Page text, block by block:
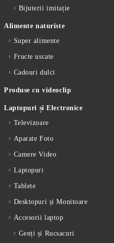
Bijuterii imitație
Alimente naturiste
Super alimente
Fructe uscate
Cadouri dulci
Produse cu videoclip
Laptopuri și Electronice
Televizoare
Aparate Foto
Camere Video
Laptopuri
Tablete
Desktopuri și Monitoare
Accesorii laptop
Genți și Rucsacuri